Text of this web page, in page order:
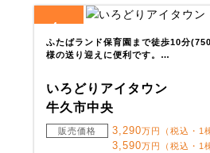
4
ふたばランド保育園まで徒歩10分
様の送り迎えに便利です。…
いろどりアイタウン
牛久市中央
販売価格 3,290万円（税込・1
3,590万円（税込・1